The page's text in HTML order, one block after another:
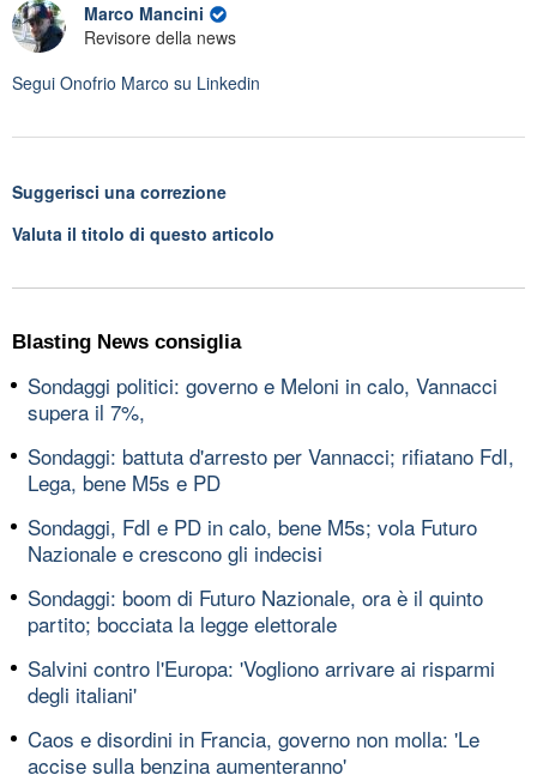
Marco Mancini
Revisore della news
Segui Onofrio Marco su Linkedin
Suggerisci una correzione
Valuta il titolo di questo articolo
Blasting News consiglia
Sondaggi politici: governo e Meloni in calo, Vannacci
supera il 7%,
Sondaggi: battuta d'arresto per Vannacci; rifiatano FdI,
Lega, bene M5s e PD
Sondaggi, FdI e PD in calo, bene M5s; vola Futuro
Nazionale e crescono gli indecisi
Sondaggi: boom di Futuro Nazionale, ora è il quinto
partito; bocciata la legge elettorale
Salvini contro l'Europa: 'Vogliono arrivare ai risparmi
degli italiani'
Caos e disordini in Francia, governo non molla: 'Le
accise sulla benzina aumenteranno'